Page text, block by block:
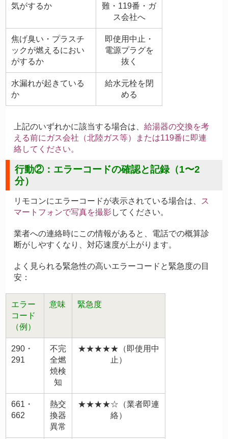
気がするか
難・119番・ガ
ス会社へ
焦げ臭い・プラスチ
ックが燃えるにおい
がするか
即使用中止・
電源プラグを
抜く
水漏れが起きている
か
給水元栓を閉
める
上記のいずれかに該当する場合は、給湯器の交換を考
える前にガス会社（北陸ガス等）または119番に即連
絡してください。
行動②：エラーコードの確認と記録（1〜2
分）
リモコンにエラーコードが表示されている場合は、
ス
マートフォンで写真を撮影してください。
業者への連絡時にこの情報があると、電話での概算診
断がしやすくなり、対応速度が上がります。
よく見られる緊急性の高いエラーコードと緊急度の目
安：
エラー
コード
（例）
意味 緊急度
290・
291
不完
全燃
焼検
知
★★★★★（即使用中
止）
661・
662
熱交
換器
異常
★★★★☆（業者即連
絡）